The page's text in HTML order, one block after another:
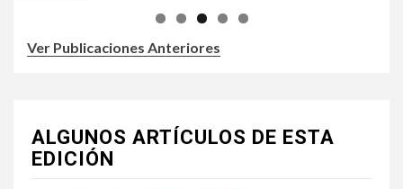
Ver Publicaciones Anteriores
ALGUNOS ARTÍCULOS DE ESTA
EDICIÓN